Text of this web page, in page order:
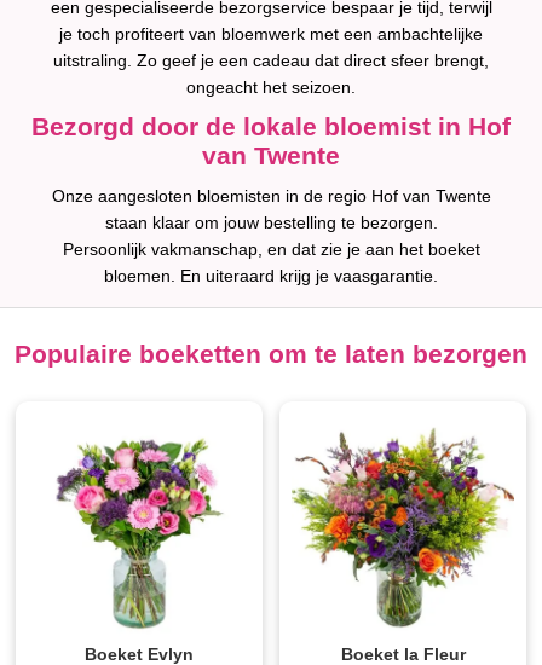
een gespecialiseerde bezorgservice bespaar je tijd, terwijl
je toch profiteert van bloemwerk met een ambachtelijke
uitstraling. Zo geef je een cadeau dat direct sfeer brengt,
ongeacht het seizoen.
Bezorgd door de lokale bloemist in Hof
van Twente
Onze aangesloten bloemisten in de regio Hof van Twente
staan klaar om jouw bestelling te bezorgen.
Persoonlijk vakmanschap, en dat zie je aan het boeket
bloemen. En uiteraard krijg je vaasgarantie.
Populaire boeketten om te laten bezorgen
Boeket Evlyn Boeket la Fleur